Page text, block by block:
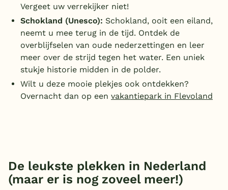
Vergeet uw verrekijker niet!
Schokland (Unesco): Schokland, ooit een eiland,
neemt u mee terug in de tijd. Ontdek de
overblijfselen van oude nederzettingen en leer
meer over de strijd tegen het water. Een uniek
stukje historie midden in de polder.
Wilt u deze mooie plekjes ook ontdekken?
Overnacht dan op een vakantiepark in Flevoland
De leukste plekken in Nederland
(maar er is nog zoveel meer!)